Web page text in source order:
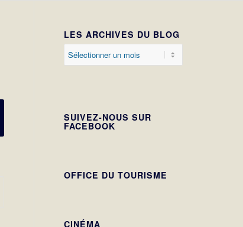
LES ARCHIVES DU BLOG
SUIVEZ-NOUS SUR
FACEBOOK
OFFICE DU TOURISME
CINÉMA